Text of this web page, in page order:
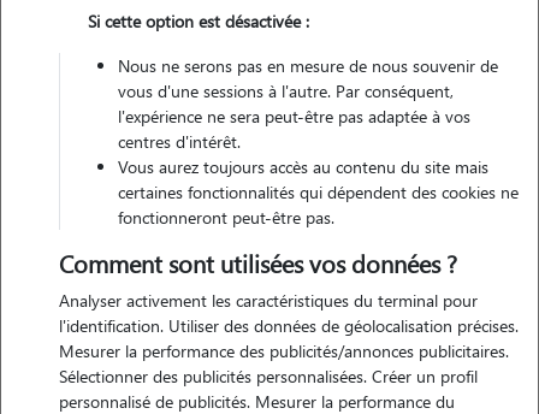
Behren-lès-Forbach
Nos promeneurs et familles d'accueil
à Behren-lès-Forbach (57460)
Si cette option est désactivée :
Nous ne serons pas en mesure de nous souvenir de
vous d'une sessions à l'autre. Par conséquent,
l'expérience ne sera peut-être pas adaptée à vos
centres d'intérêt.
Vous aurez toujours accès au contenu du site mais
certaines fonctionnalités qui dépendent des cookies ne
fonctionneront peut-être pas.
Comment sont utilisées vos données ?
Analyser activement les caractéristiques du terminal pour
l'identification. Utiliser des données de géolocalisation précises.
Mesurer la performance des publicités/annonces publicitaires.
Sélectionner des publicités personnalisées. Créer un profil
personnalisé de publicités. Mesurer la performance du